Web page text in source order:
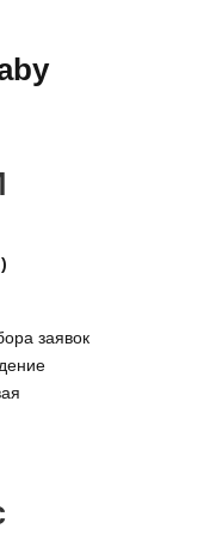
)
заявок